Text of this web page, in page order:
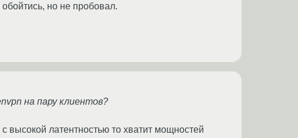
но не пробовал.
на пару клиентов?
высокой латентностью то хватит мощностей